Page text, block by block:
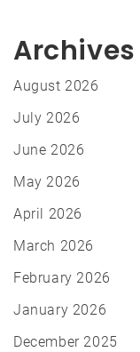
Archives
August 2026
July 2026
June 2026
May 2026
April 2026
March 2026
February 2026
January 2026
December 2025